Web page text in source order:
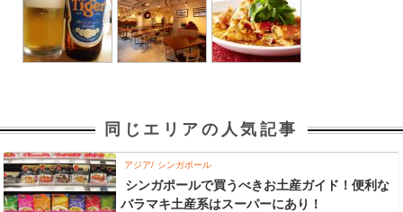
同じエリアの人気記事
アジア シンガポール
シンガポールで買うべきお土産ガイド！便利な
バラマキ土産系はスーパーにあり！